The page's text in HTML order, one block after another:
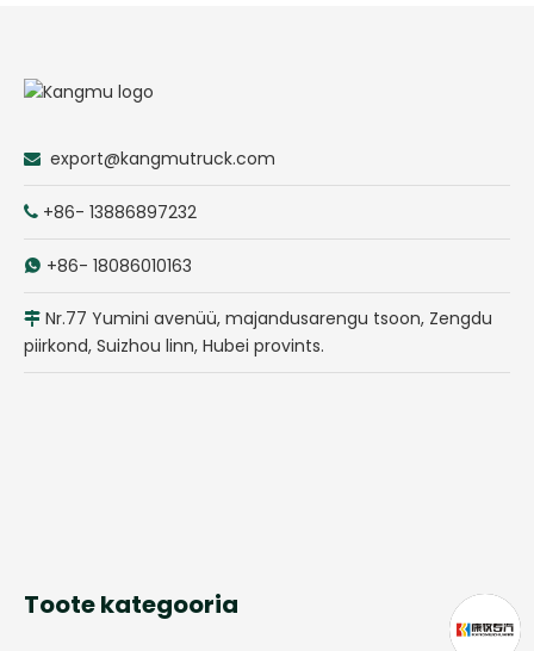
 export@kangmutruck.com
 +86- 13886897232
 +86- 18086010163
 Nr.77 Yumini avenüü, majandusarengu tsoon, Zengdu
piirkond, Suizhou linn, Hubei provints.
Toote kategooria